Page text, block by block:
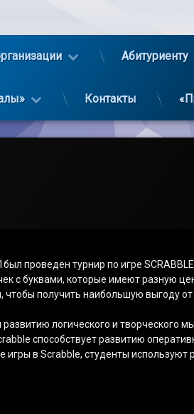
Абитуриенту
Контакты
проведен турнир по игре
с буквами, которые имеют разную
получить наибольшую выгоду от
развитию логического и
способствует развитию
в Scrabble, студенты